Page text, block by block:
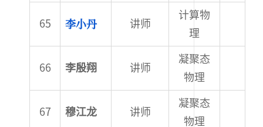
李小丹 讲师
计算物
理
李殷翔 讲师
凝聚态
物理
穆江龙 讲师
凝聚态
物理